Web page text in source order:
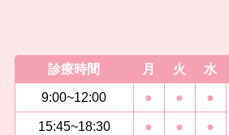
診療時間 月 火 水
9:00~12:00 ● ● ●
15:45~18:30 ● ● ●